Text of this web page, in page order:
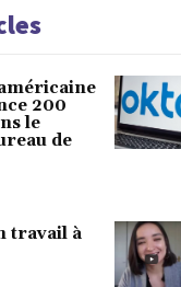
200
le
de
travail à